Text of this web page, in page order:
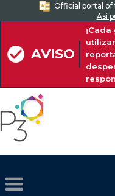
Official portal
Así
AVISO